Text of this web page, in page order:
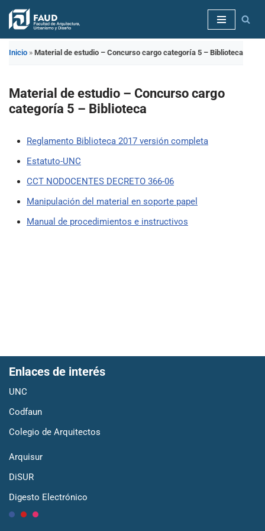
Saltar
Inicio » Material de estudio – Concurso cargo categoría 5 – Biblioteca
Material de estudio – Concurso cargo
categoría 5 – Biblioteca
Reglamento Biblioteca 2017 versión completa
Estatuto-UNC
CCT NODOCENTES DECRETO 366-06
Manipulación del material en soporte papel
Manual de procedimientos e instructivos
Enlaces de interés
UNC
Codfaun
Colegio de Arquitectos
Arquisur
DiSUR
Digesto Electrónico